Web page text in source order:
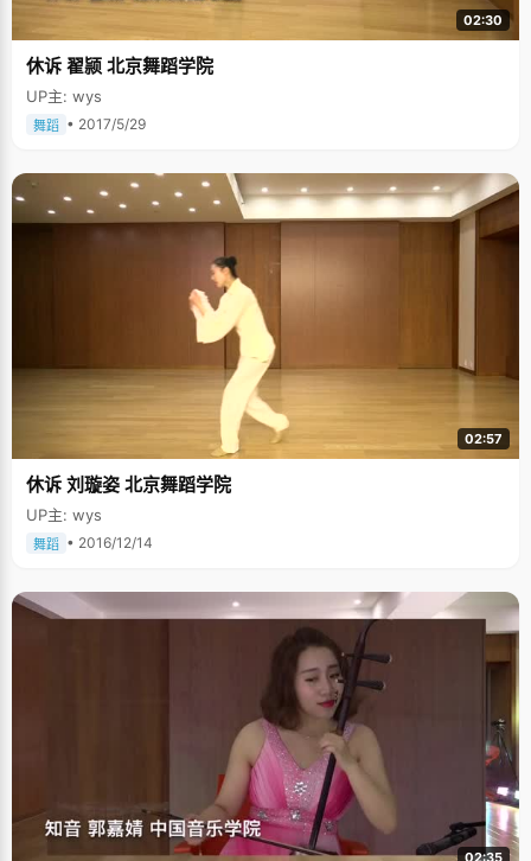
02:30
休诉 翟颕 北京舞蹈学院
UP主: wys
舞蹈 • 2017/5/29
02:57
休诉 刘璇姿 北京舞蹈学院
UP主: wys
舞蹈 • 2016/12/14
02:35